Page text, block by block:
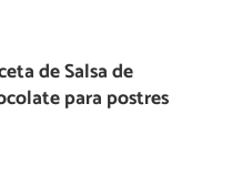
de Salsa de
para postres